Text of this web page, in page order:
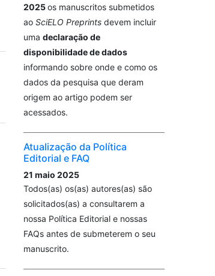
2025os manuscritos submetidos
ao SciELO Preprintsdevem incluir
uma declaração de
disponibilidade de dados
informando sobre onde e como os
dados da pesquisa que deram
origem ao artigo podem ser
acessados.
Atualização da Política
Editorial e FAQ
21 maio 2025
Todos(as) os(as) autores(as) são
solicitados(as) a consultarem a
nossa Política Editorial e nossas
FAQs antes de submeterem o seu
manuscrito.